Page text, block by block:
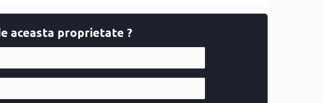
ce se afla intr-o expansiune rapidă. Modelul hibrid între tehnologie și interacțiune
aceasta proprietate ?